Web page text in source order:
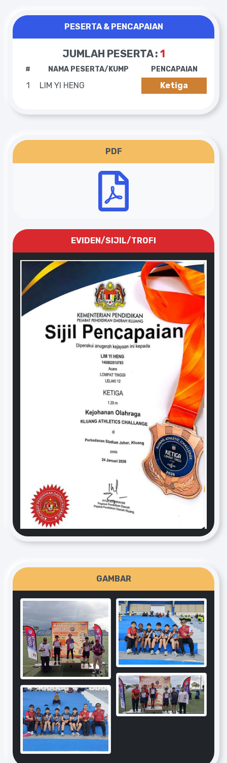
PESERTA & PENCAPAIAN
JUMLAH PESERTA : 1
# NAMA PESERTA/KUMP PENCAPAIAN
1 LIM YI HENG Ketiga
PDF
EVIDEN/SIJIL/TROFI
GAMBAR